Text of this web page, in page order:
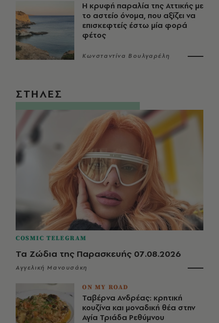
Η κρυφή παραλία της Αττικής με
το αστείο όνομα, που αξίζει να
επισκεφτείς έστω μία φορά
φέτος
Κωνσταντίνα Βουλγαρέλη
ΣΤΗΛΕΣ
COSMIC TELEGRAM
Τα Ζώδια της Παρασκευής 07.08.2026
Αγγελική Μανουσάκη
ON MY ROAD
Ταβέρνα Ανδρέας: κρητική
κουζίνα και μοναδική θέα στην
Αγία Τριάδα Ρεθύμνου